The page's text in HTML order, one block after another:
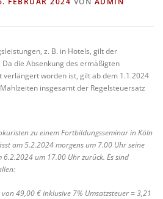
z. B. in Hotels, gilt der
die Absenkung des ermäßigten
verlängert worden ist, gilt ab dem 1.1.2024
insgesamt der Regelsteuersatz
zu einem Fortbildungsseminar in Köln
am 5.2.2024 morgens um 7.00 Uhr seine
um 17.00 Uhr zurück. Es sind
49,00 € inklusive 7% Umsatzsteuer = 3,21